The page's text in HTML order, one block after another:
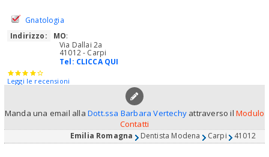
Gnatologia
Indirizzo:
MO:
Via Dallai 2a
41012 - Carpi
Tel: CLICCA QUI
Leggi le recensioni
Manda una email allaDott.ssa Barbara Vertechyattraverso il Modulo
Contatti
Emilia Romagna Dentista Modena Carpi 41012